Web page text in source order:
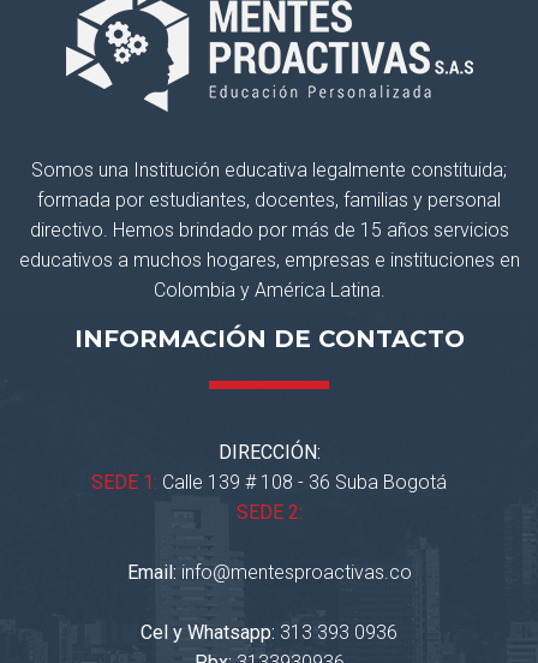
Somos una Institución educativa legalmente constituida;
formada por estudiantes, docentes, familias y personal
directivo. Hemos brindado por más de 15 años servicios
educativos a muchos hogares, empresas e instituciones en
Colombia y América Latina.
INFORMACIÓN DE CONTACTO
DIRECCIÓN:
SEDE 1: Calle 139 # 108 - 36 Suba Bogotá
SEDE 2:
Email: info@mentesproactivas.co
Cel y Whatsapp: 313 393 0936